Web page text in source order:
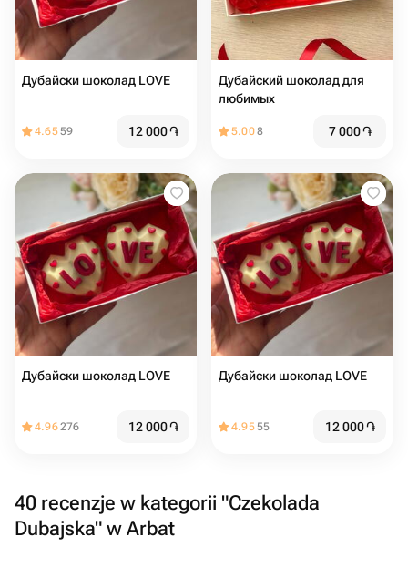
Дубайски шоколад LOVE
4.6559 12 000֏
Дубайский шоколад для
любимых
5.008 7 000֏
Дубайски шоколад LOVE
4.96276 12 000֏
Дубайски шоколад LOVE
4.9555 12 000֏
40 recenzje w kategorii "Czekolada
Dubajska" w Arbat